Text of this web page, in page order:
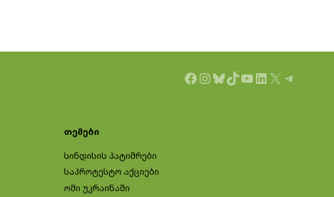
Facebook
Instagram
Bluesky
TikTok
YouTube
LinkedIn
X Telegram
თემები
სინდისის პატიმრები
საპროტესტო აქციები
ომი უკრაინაში